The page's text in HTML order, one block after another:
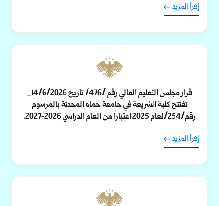
إقرأ المزيد
قرار مجلس التعليم العالي رقم /476/ تاريخ 14/6/2026_
تفتتح كلية الشريعة في جامعة حماه المحدثة بالمرسوم
رقم/254/لعام 2025 اعتباراً من العام الدراسي 2026-2027.
إقرأ المزيد